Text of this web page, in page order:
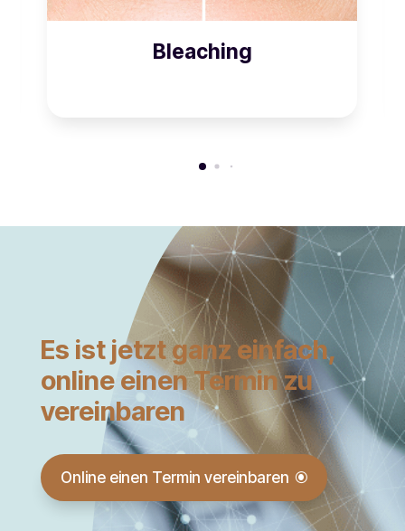
Bleaching
Es ist jetzt ganz einfach,
online einen Termin zu
vereinbaren
Online einen Termin vereinbaren